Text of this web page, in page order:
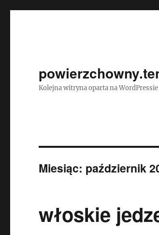
Kolejna witryna oparta na WordPressie
Miesiąc: październik
włoskie